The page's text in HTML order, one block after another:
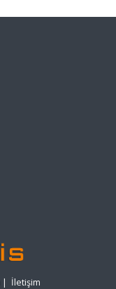
| İletişim